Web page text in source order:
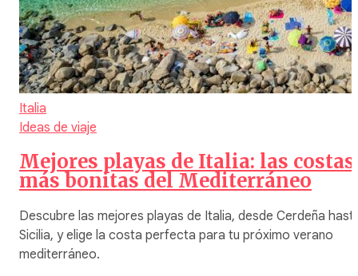
Italia
Ideas de viaje
Mejores playas de Italia: las costas
más bonitas del Mediterráneo
Descubre las mejores playas de Italia, desde Cerdeña
Sicilia, y elige la costa perfecta para tu próximo verano
mediterráneo.